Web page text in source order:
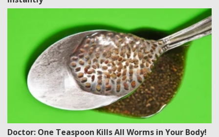
Doctor: One Teaspoon Kills All Worms in Your Body!